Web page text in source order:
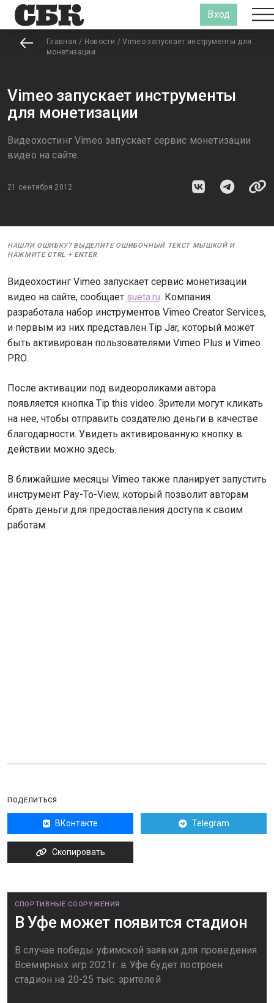
Вход
Главная / Новости / Vimeo запускает инструменты для
монетизации
Vimeo запускает инструменты
для монетизации
Видеохостинг Vimeo запускает сервис монетизации
видео на сайте.
21 сентября 2012
НАШЛИ ОШИБКУ? ВЫДЕЛИТЕ ОШИБОЧНЫЙ ТЕКСТ МЫШКОЙ И
НАЖМИТЕ CTRL + ENTER
Видеохостинг Vimeo запускает сервис монетизации
видео на сайте, сообщает sueta.ru. Компания
разработала набор инструментов Vimeo Creator Services,
и первым из них представлен Tip Jar, который может
быть активирован пользователями Vimeo Plus и Vimeo
PRO.
После активации под видеороликами автора
появляется кнопка Tip this video. Зрители могут кликать
на нее, чтобы отправить создателю деньги в качестве
благодарности. Увидеть активированную кнопку в
действии можно здесь.
В ближайшие месяцы Vimeo также планирует запустить
инструмент Pay-To-View, который позволит авторам
брать деньги для предоставления доступа к своим
работам.
ПОДЕЛИТЬСЯ
ВКонтакте Telegram
Скопировать
СПОРТИВНЫЕ СООРУЖЕНИЯ
В Уфе может появится стадион
В случае победы уфимской заявки для проведения
Всемирных игр 2021г. в Уфе будет построен
стадион на 20-25 тыс. зрителей